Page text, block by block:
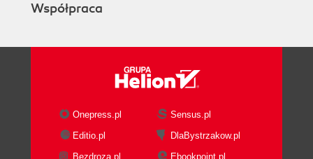
Współpraca
Onepress.pl
Sensus.pl
Editio.pl
DlaBystrzakow.pl
Bezdroza.pl
Ebookpoint.pl